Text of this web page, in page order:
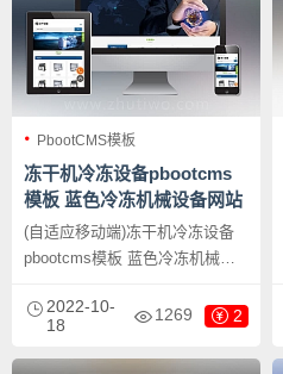
字图片换成其他行业的即可；
PbootCMS模板
冻干机冷冻设备pbootcms
模板 蓝色冷冻机械设备网站
源码下载
(自适应移动端)冻干机冷冻设备
pbootcms模板 蓝色冷冻机械设
核开发的网站模板，该模板适用
于冻干机设备、冷冻设备网站等
企业，当然其他行业也可以做，
2022-10-
18
1269 2